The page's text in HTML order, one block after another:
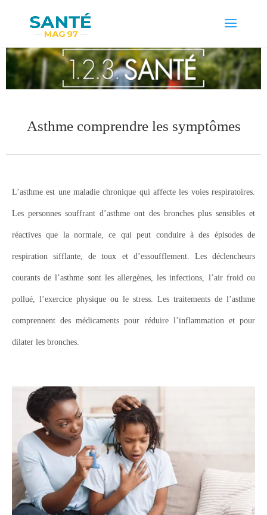
Asthme comprendre les symptômes
L’asthme est une maladie chronique qui affecte les voies respiratoires.
Les personnes souffrant d’asthme ont des bronches plus sensibles et
réactives que la normale, ce qui peut conduire à des épisodes de
respiration sifflante, de toux et d’essoufflement. Les déclencheurs
courants de l’asthme sont les allergènes, les infections, l’air froid ou
pollué, l’exercice physique ou le stress. Les traitements de l’asthme
comprennent des médicaments pour réduire l’inflammation et pour
dilater les bronches.